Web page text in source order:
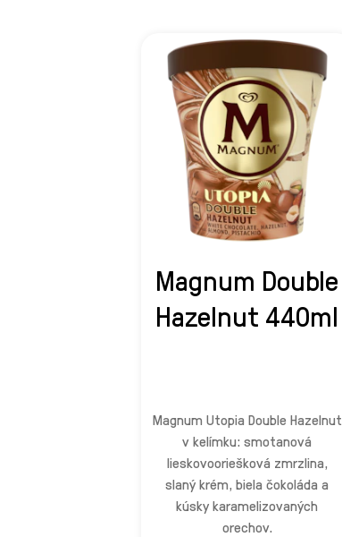
Magnum Double
Hazelnut 440ml
Magnum Utopia Double Hazelnut
v kelímku: smotanová
lieskovooriešková zmrzlina,
slaný krém, biela čokoláda a
kúsky karamelizovaných
orechov.